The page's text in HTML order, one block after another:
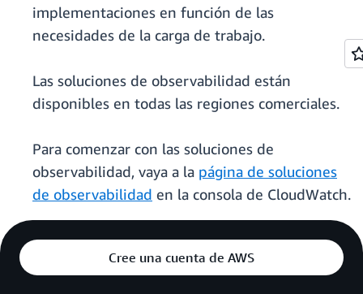
implementaciones en función de las
necesidades de la carga de trabajo.
Las soluciones de observabilidad están
disponibles en todas las regiones comerciales.
Para comenzar con las soluciones de
observabilidad, vaya a la página de soluciones
de observabilidad en la consola de CloudWatch.
Cree una cuenta de AWS